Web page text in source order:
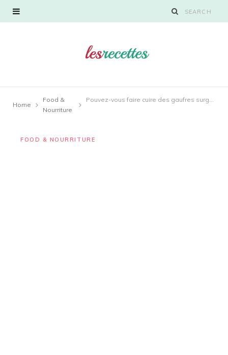
Home
Food &
Nourriture
Pouvez-vous faire cuire des gaufres surgelées dans un four grille-pain ?
FOOD & NOURRITURE